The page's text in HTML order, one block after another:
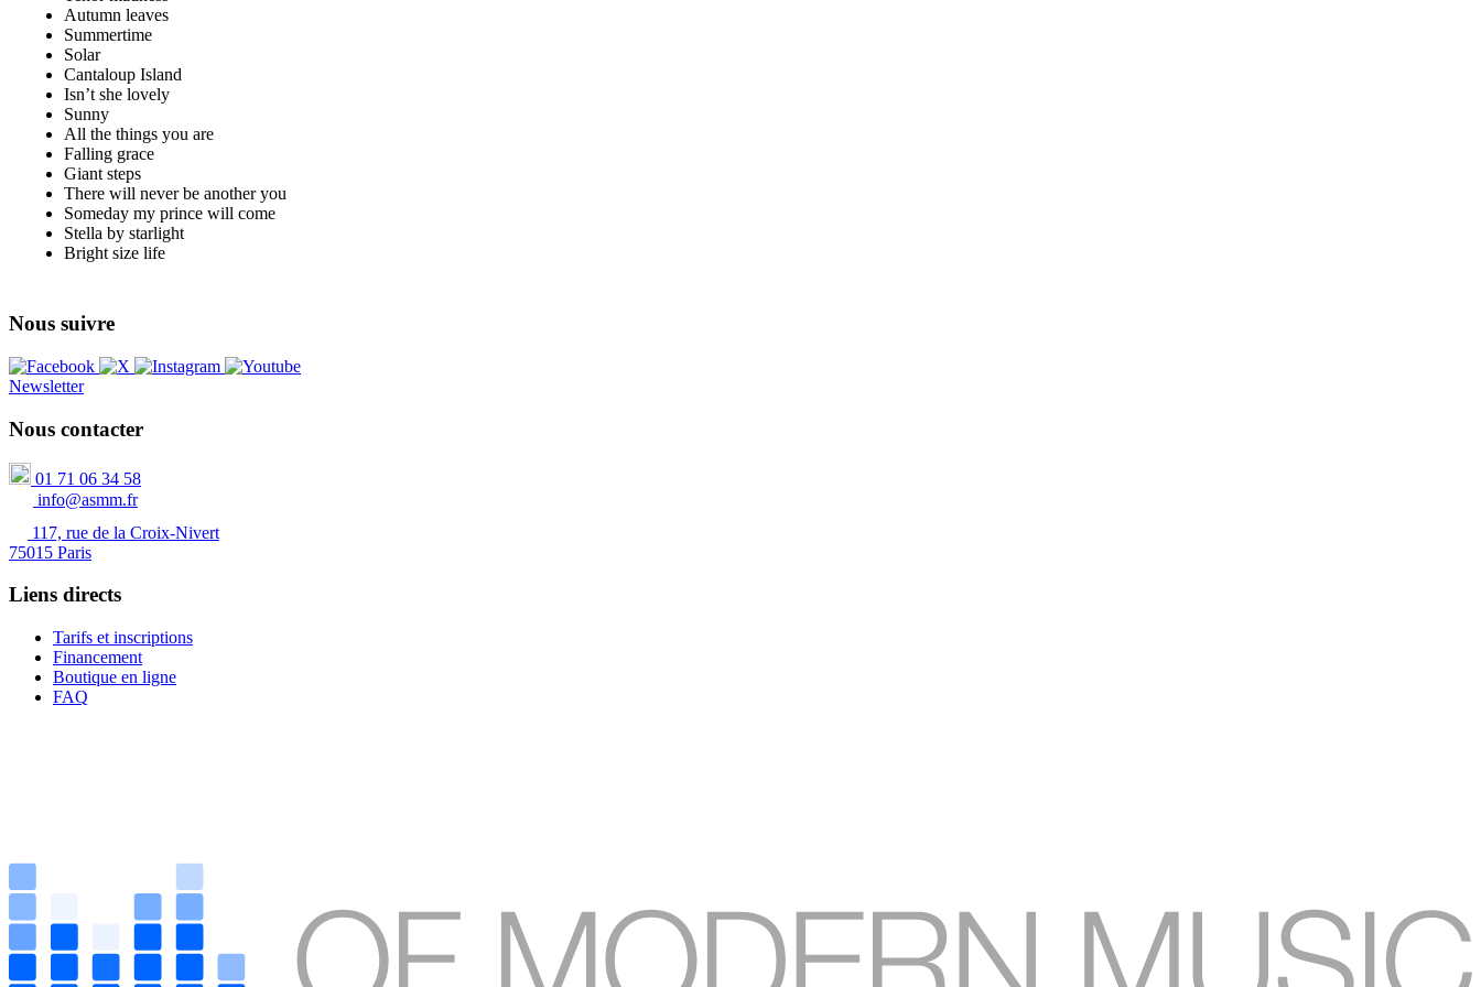
Autumn leaves
Summertime
Solar
Cantaloup Island
Isn’t she lovely
Sunny
All the things you are
Falling grace
Giant steps
There will never be another you
Someday my prince will come
Stella by starlight
Bright size life
Nous suivre
Newsletter
Nous contacter
01 71 06 34 58
info@asmm.fr
117, rue de la Croix-Nivert
75015 Paris
Liens directs
Tarifs et inscriptions
Financement
Boutique en ligne
FAQ